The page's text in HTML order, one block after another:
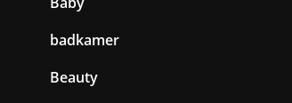
badkamer
Beauty